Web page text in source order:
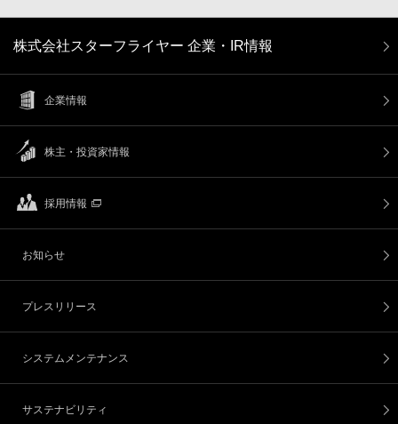
株式会社スターフライヤー 企業・IR情報
企業情報
株主・投資家情報
採用情報
お知らせ
プレスリリース
システムメンテナンス
サステナビリティ